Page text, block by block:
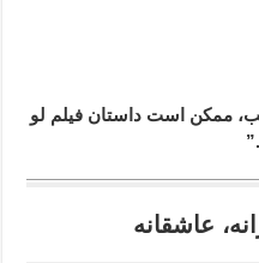
ممکن است داستان فیلم لو
عاشقانه